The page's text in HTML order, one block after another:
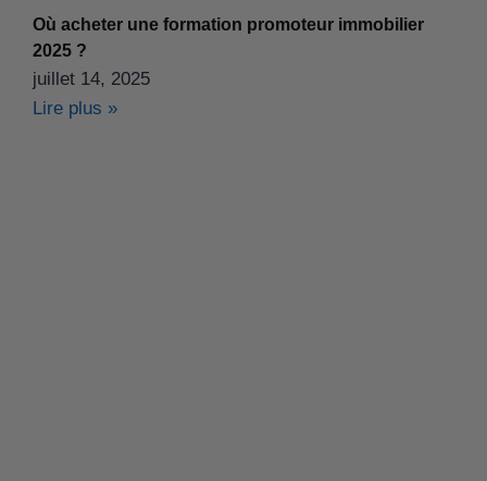
Où acheter une formation promoteur immobilier
2025 ?
juillet 14, 2025
Lire plus »